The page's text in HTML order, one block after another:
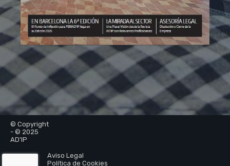
© Copyright
- © 2025
AD'IP
Aviso Legal
Política de Cookies